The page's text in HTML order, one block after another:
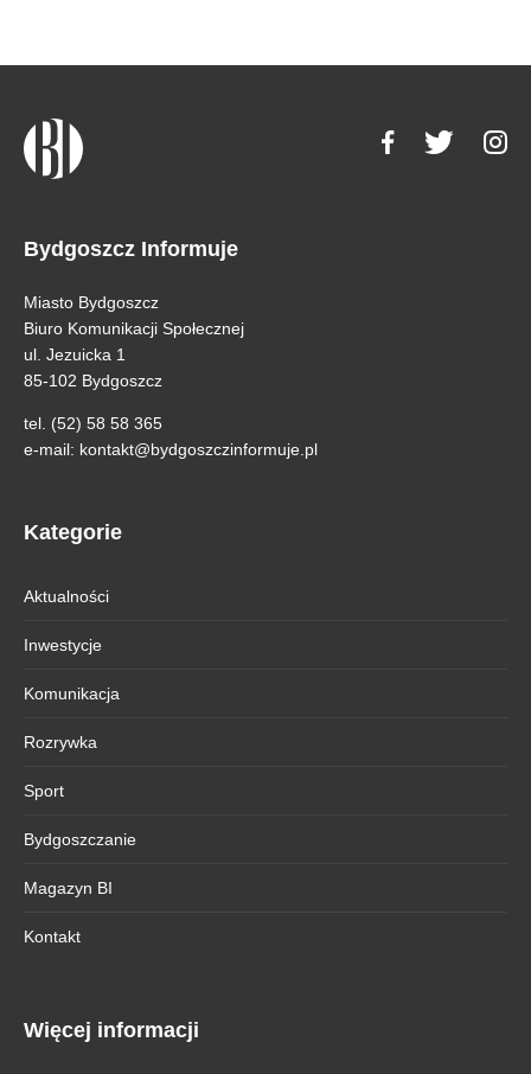
Bydgoszcz Informuje
Miasto Bydgoszcz
Biuro Komunikacji Społecznej
ul. Jezuicka 1
85-102 Bydgoszcz
tel. (52) 58 58 365
e-mail: kontakt@bydgoszczinformuje.pl
Kategorie
Aktualności
Inwestycje
Komunikacja
Rozrywka
Sport
Bydgoszczanie
Magazyn BI
Kontakt
Więcej informacji